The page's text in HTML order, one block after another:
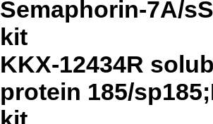
Semaphorin-7A/
kit
KKX-12434R
protein 185/